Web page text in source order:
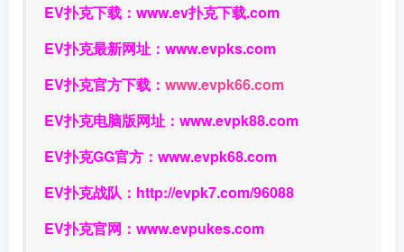
EV扑克下载： www.ev扑克下载.com
EV扑克最新网址： www.evpks.com
EV扑克官方下载： www.evpk66.com
EV扑克电脑版网址： www.evpk88.com
EV扑克GG官方： www.evpk68.com
EV扑克战队： http://evpk7.com/96088
EV扑克官网： www.evpukes.com